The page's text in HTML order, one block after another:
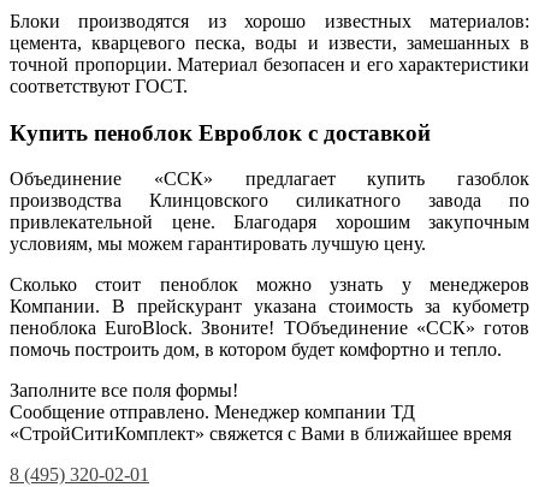
Блоки производятся из хорошо известных материалов:
цемента, кварцевого песка, воды и извести, замешанных в
точной пропорции. Материал безопасен и его характеристики
соответствуют ГОСТ.
Купить пеноблок Евроблок с доставкой
Объединение «ССК» предлагает купить газоблок
производства Клинцовского силикатного завода по
привлекательной цене. Благодаря хорошим закупочным
условиям, мы можем гарантировать лучшую цену.
Сколько стоит пеноблок можно узнать у менеджеров
Компании. В прейскурант указана стоимость за кубометр
пеноблока EuroBlock. Звоните! ТОбъединение «ССК» готов
помочь построить дом, в котором будет комфортно и тепло.
Заполните все поля формы!
Сообщение отправлено. Менеджер компании ТД
«СтройСитиКомплект» свяжется с Вами в ближайшее время
8 (495) 320-02-01